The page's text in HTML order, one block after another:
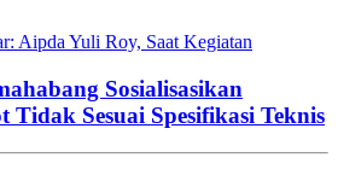
Aipda Yuli Roy, Saat Kegiatan
Sosialisasikan
Tidak Sesuai Spesifikasi Teknis